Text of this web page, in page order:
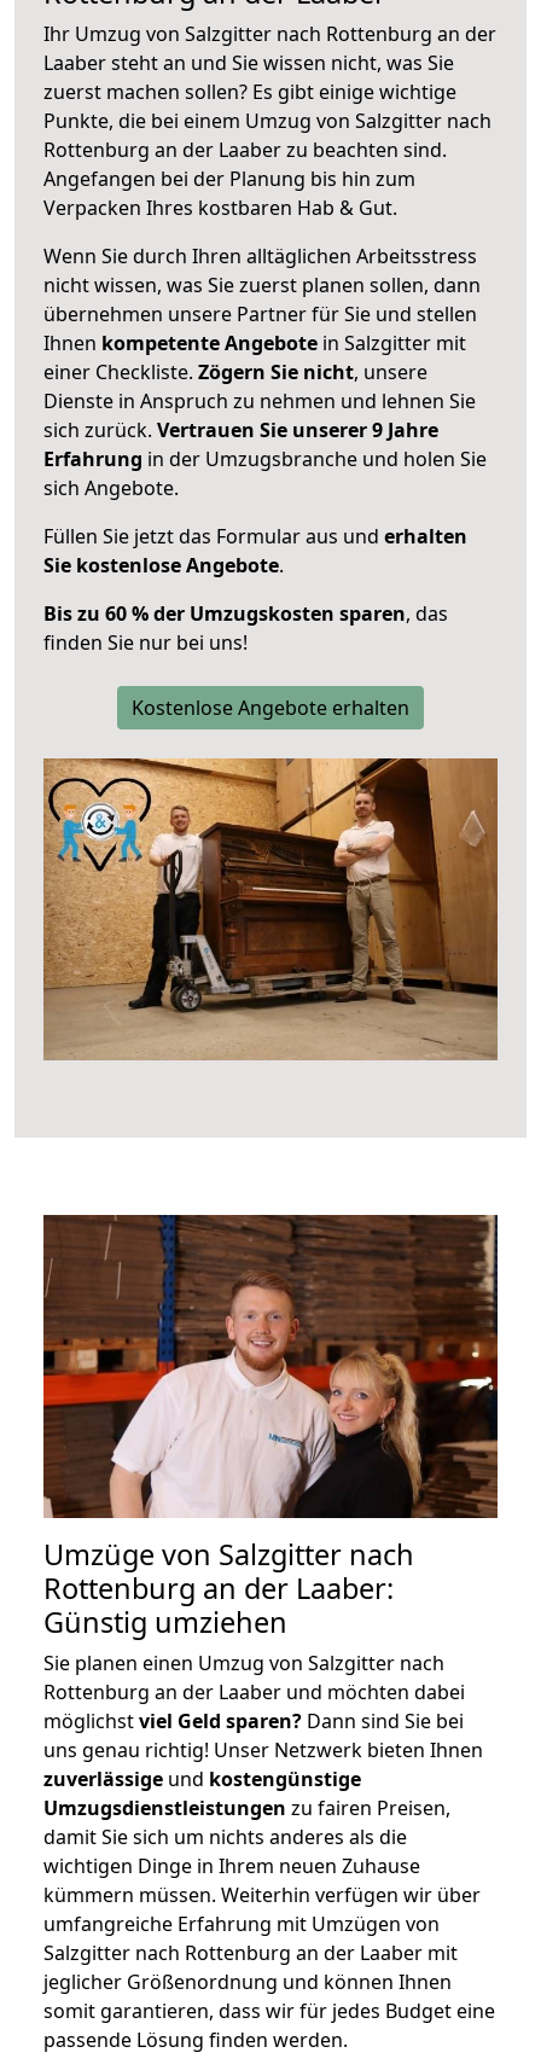
Ihr Umzug von Salzgitter nach Rottenburg an der
Laaber steht an und Sie wissen nicht, was Sie
zuerst machen sollen? Es gibt einige wichtige
Punkte, die bei einem Umzug von Salzgitter nach
Rottenburg an der Laaber zu beachten sind.
Angefangen bei der Planung bis hin zum
Verpacken Ihres kostbaren Hab & Gut.
Wenn Sie durch Ihren alltäglichen Arbeitsstress
nicht wissen, was Sie zuerst planen sollen, dann
übernehmen unsere Partner für Sie und stellen
Ihnen kompetente Angebote in Salzgitter mit
einer Checkliste. Zögern Sie nicht, unsere
Dienste in Anspruch zu nehmen und lehnen Sie
sich zurück. Vertrauen Sie unserer 9 Jahre
Erfahrung in der Umzugsbranche und holen Sie
sich Angebote.
Füllen Sie jetzt das Formular aus und erhalten
Sie kostenlose Angebote.
Bis zu 60 % der Umzugskosten sparen, das
finden Sie nur bei uns!
Kostenlose Angebote erhalten
Umzüge von Salzgitter nach
Rottenburg an der Laaber:
Günstig umziehen
Sie planen einen Umzug von Salzgitter nach
Rottenburg an der Laaber und möchten dabei
möglichstviel Geld sparen? Dann sind Sie bei
uns genau richtig! Unser Netzwerk bieten Ihnen
zuverlässige und kostengünstige
Umzugsdienstleistungen zu fairen Preisen,
damit Sie sich um nichts anderes als die
wichtigen Dinge in Ihrem neuen Zuhause
kümmern müssen. Weiterhin verfügen wir über
umfangreiche Erfahrung mit Umzügen von
Salzgitter nach Rottenburg an der Laaber mit
jeglicher Größenordnung und können Ihnen
somit garantieren, dass wir für jedes Budget eine
passende Lösung finden werden.